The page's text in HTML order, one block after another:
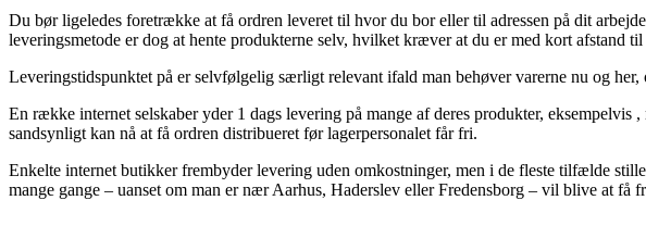
Du bør ligeledes foretrække at få ordren leveret til hvor du bor eller til adressen på dit
leveringsmetode er dog at hente produkterne selv, hvilket kræver at du er med kort afstand til
Leveringstidspunktet på er selvfølgelig særligt relevant ifald man behøver varerne nu og
En række internet selskaber yder 1 dags levering på mange af deres produkter,
sandsynligt kan nå at få ordren distribueret før lagerpersonalet får fri.
Enkelte internet butikker frembyder levering uden omkostninger, men i de fleste tilfælde
mange gange – uanset om man er nær Aarhus, Haderslev eller Fredensborg – vil blive at få